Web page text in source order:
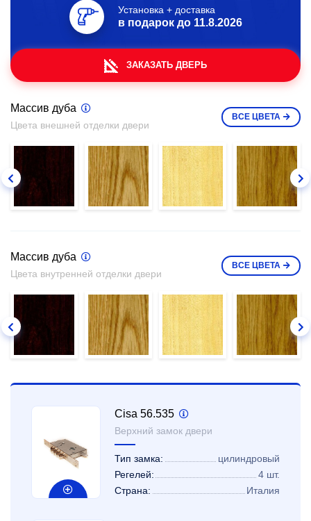
Установка + доставка
в подарок до 11.8.2026
ЗАКАЗАТЬ ДВЕРЬ
Массив дуба
Цвета внешней отделки двери
ВСЕ ЦВЕТА
Массив дуба
Цвета внутренней отделки двери
ВСЕ ЦВЕТА
Cisa 56.535
Верхний замок двери
Тип замка:
цилиндровый
Регелей:
4 шт.
Страна:
Италия